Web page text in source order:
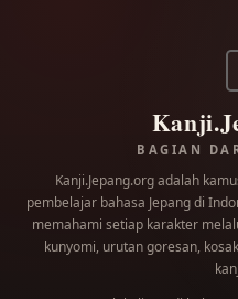
BAGIAN
Kanji.Jepang.org adalah
pembelajar bahasa Jepang di
memahami setiap karakter
kunyomi, urutan goresan,